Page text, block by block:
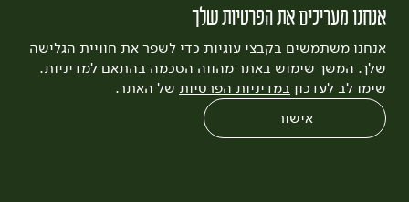
אנחנו מעריכים את הפרטיות שלך
אנחנו משתמשים בקבצי עוגיות כדי לשפר את חוויית הגלישה
שלך. המשך שימוש באתר מהווה הסכמה בהתאם למדיניות.
שימו לב לעדכון במדיניות הפרטיות של האתר.
אישור
לצפייה בעדכון מדיניות פרטיות
עיצוב:3bears פיתוח:Quatro